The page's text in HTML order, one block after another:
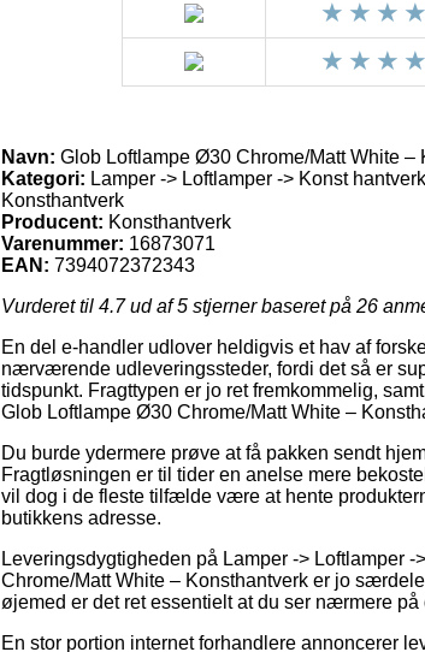
Navn: Glob Loftlampe Ø30 Chrome/Matt White –
Kategori: Lamper -> Loftlamper -> Konst
Konsthantverk
Producent: Konsthantverk
Varenummer: 16873071
EAN: 7394072372343
Vurderet til 4.7ud af 5 stjerner baseret på 26
En del e-handler udlover heldigvis et hav af
nærværende udleveringssteder, fordi det så er
tidspunkt. Fragttypen er jo ret fremkommelig,
Glob Loftlampe Ø30 Chrome/Matt White –
Du burde ydermere prøve at få pakken sendt
Fragtløsningen er til tider en anelse mere
vil dog i de fleste tilfælde være at hente
butikkens adresse.
Leveringsdygtigheden på Lamper -> Loftlamper
Chrome/Matt White – Konsthantverk er jo
øjemed er det ret essentielt at du ser nærmere
En stor portion internet forhandlere annoncerer